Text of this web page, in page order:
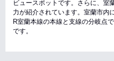
ビュースポットです。さらに、室
力が紹介されています。室蘭市内
R室蘭本線の本線と支線の分岐点
です。